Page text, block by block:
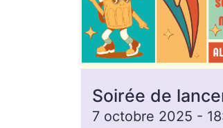
7 octobre 2025 -